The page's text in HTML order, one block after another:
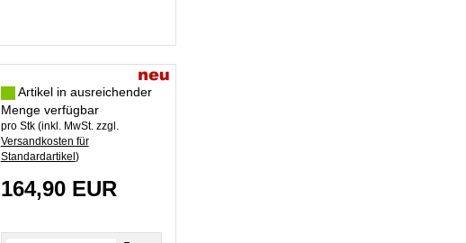
Artikel in ausreichender
Menge verfügbar
pro Stk (inkl. MwSt. zzgl.
Versandkosten für
Standardartikel )
164,90 EUR